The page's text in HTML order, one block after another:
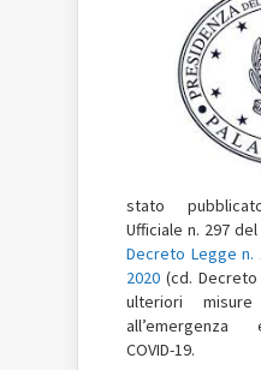
stato
Ufficiale n. 297
Decreto Legge n.
2020 (cd.
ulteriori
all’emergenza
COVID-19.